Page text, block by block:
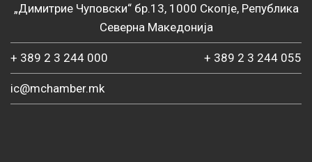
„Димитрие Чуповски“ бр.13, 1000 Скопје, Република
Северна Македонија
+ 389 2 3 244 000 + 389 2 3 244 055
ic@mchamber.mk